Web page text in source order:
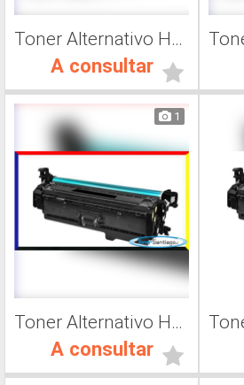
Toner Alternativo Hp CF503A, Impresora Láser
A consultar
1
Toner Alternativo Hp CF 401A, Impresora Láser
A consultar